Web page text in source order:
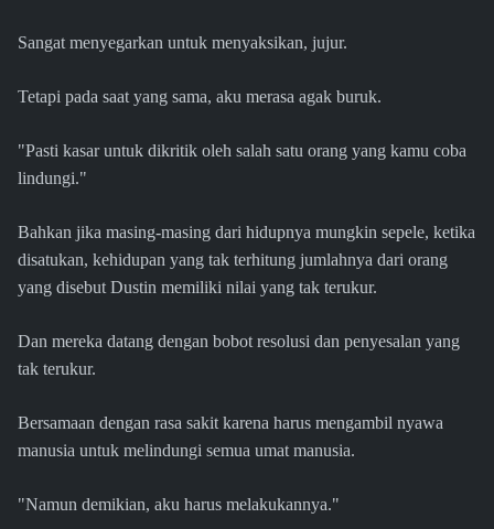
Sangat menyegarkan untuk menyaksikan, jujur.
Tetapi pada saat yang sama, aku merasa agak buruk.
"Pasti kasar untuk dikritik oleh salah satu orang yang kamu coba
lindungi."
Bahkan jika masing-masing dari hidupnya mungkin sepele, ketika
disatukan, kehidupan yang tak terhitung jumlahnya dari orang
yang disebut Dustin memiliki nilai yang tak terukur.
Dan mereka datang dengan bobot resolusi dan penyesalan yang
tak terukur.
Bersamaan dengan rasa sakit karena harus mengambil nyawa
manusia untuk melindungi semua umat manusia.
"Namun demikian, aku harus melakukannya."